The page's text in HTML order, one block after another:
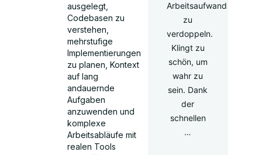
ausgelegt,
Codebasen zu
verstehen,
mehrstufige
Implementierungen
zu planen, Kontext
auf lang
andauernde
Aufgaben
anzuwenden und
komplexe
Arbeitsabläufe mit
realen Tools
Arbeitsaufwand
zu
verdoppeln.
Klingt zu
schön, um
wahr zu
sein. Dank
der
schnellen
…